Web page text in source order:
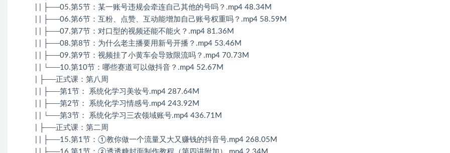
| | ├──05.第5节：某一账号违规会牵连自己其他的号吗？.mp4 48.34M
| | ├──06.第6节：互粉、点赞、互动能增加自己账号权重吗？.mp4 58.59M
| | ├──07.第7节：对口型的视频还能不能火？.mp4 81.36M
| | ├──08.第8节：为什么老主播要用新号开播？.mp4 53.46M
| | ├──09.第9节：视频挂了小黄车会导致限流吗？.mp4 70.73M
| | └──10.第10节：哪些赛道可以做抖音？.mp4 52.67M
| ├──正式课：第八周
| | ├──第1节： 系统化学习美妆号.mp4 287.64M
| | ├──第2节： 系统化学习情感号.mp4 243.92M
| | └──第3节： 系统化学习三农领域账号.mp4 436.71M
| ├──正式课：第二周
| | ├──15.第1节：①教你做一个流量又大又赚钱的抖音号.mp4 268.05M